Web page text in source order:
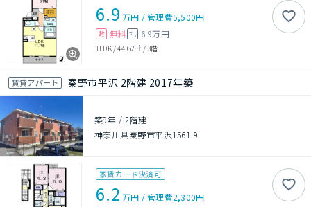
6.9 万円 /管理費5,500円
敷 無料 礼 6.9万円
1LDK/44.62㎡ /3階
賃貸アパート 秦野市平沢 2階建 2017年築
築9年 / 2階建
神奈川県秦野市平沢1561-9
家賃カード決済可
6.2 万円 /管理費2,300円